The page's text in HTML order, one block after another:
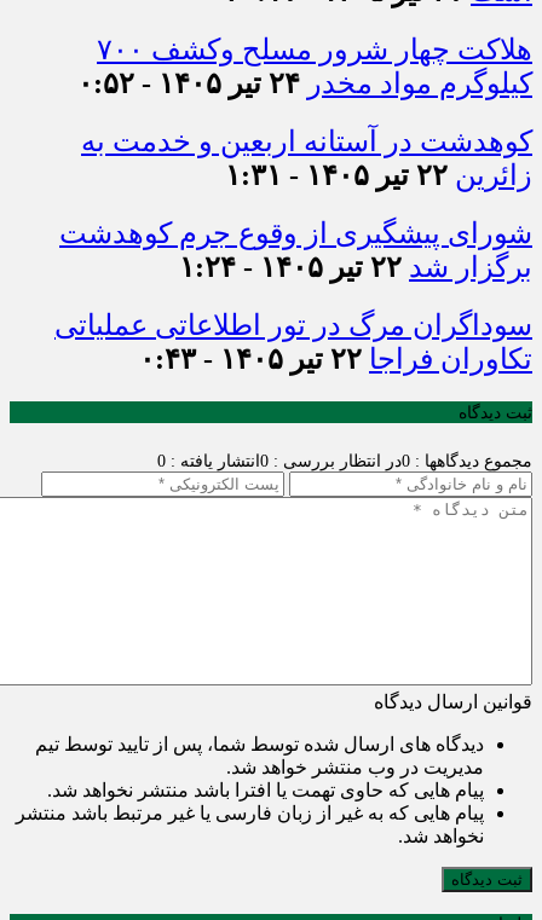
هلاکت چهار شرور مسلح وکشف ۷۰۰
کیلوگرم مواد مخدر ۲۴ تیر ۱۴۰۵ - ۰:۵۲
کوهدشت در آستانه اربعین و خدمت‌ به
زائرین ۲۲ تیر ۱۴۰۵ - ۱:۳۱
شورای پیشگیری از وقوع جرم کوهدشت
برگزار شد ۲۲ تیر ۱۴۰۵ - ۱:۲۴
سوداگران مرگ در تور اطلاعاتی عملیاتی
تکاوران فراجا ۲۲ تیر ۱۴۰۵ - ۰:۴۳
ثبت دیدگاه
مجموع دیدگاهها : 0 در انتظار بررسی : 0 انتشار یافته : 0
قوانین ارسال دیدگاه
دیدگاه های ارسال شده توسط شما، پس از تایید توسط تیم
مدیریت در وب منتشر خواهد شد.
پیام هایی که حاوی تهمت یا افترا باشد منتشر نخواهد شد.
پیام هایی که به غیر از زبان فارسی یا غیر مرتبط باشد منتشر
نخواهد شد.
ثبت دیدگاه